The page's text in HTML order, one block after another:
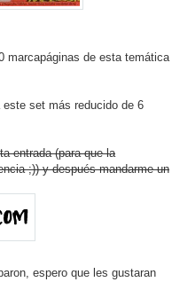
marcapáginas de esta temática
set más reducido de 6
entrada (para que la
;)) y después mandarme un
espero que les gustaran